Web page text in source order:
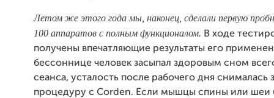
Летом же этого года мы, наконец, сделали первую
100 аппаратов с полным функционалом. В ходе
получены впечатляющие результаты его
бессоннице человек засыпал здоровым сном
сеанса, усталость после рабочего дня снималась
процедуру с Corden. Если мышцы спины или шеи